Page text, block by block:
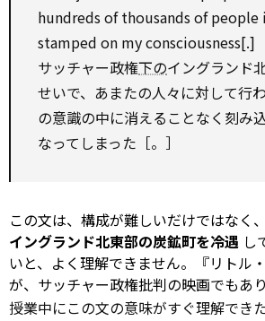
hundreds of thousands of
stamped on my consciousness[.]
サッチャー政権下のイングランド
せいで、あまたの人々に対して行
の意識の中に消えることなく刻み
なってしまった［。］
この文は、構成が難しいだけではなく、
イングランド北東部の炭鉱町を冷遇 し
いと、よく理解できません。『リトル
が、サッチャー政権批判の映画でもあり
授業中にこの文の意味がすぐ理解でき